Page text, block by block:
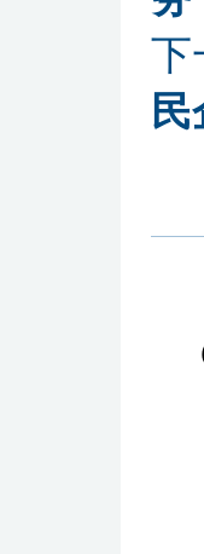
下
民